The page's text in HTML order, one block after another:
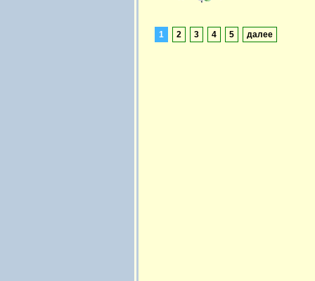
1 2 3 4 5 далее